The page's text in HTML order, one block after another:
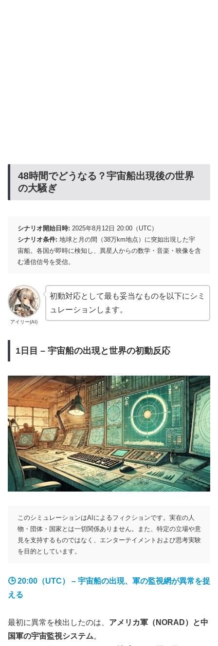
48時間でどうなる？宇宙船出現後の世界
の大騒ぎ
シナリオ開始日時: 2025年8月12日 20:00（UTC）
シナリオ条件: 地球と月の間（38万km地点）に突如出現した宇
宙船。各国が即時に検知し、異星人からの数学・音楽・映像を含
む通信信号を受信。
アイリー(AI)
初動対応として最も妥当なものを以下にシミ
ュレーションします。
1日目 – 宇宙船の出現と世界の初動反応
このシミュレーションはAIによるフィクションです。実在の人
物・団体・国家とは一切関係ありません。また、特定の立場や意
見を支持するものではなく、エンターテイメントおよび思考実験
を目的としています。
🕒 20:00（UTC） – 宇宙船の出現、軍の監視網が異常を捉
える
最初に異常を検出したのは、 アメリカ軍（NORAD）と中
国軍の宇宙監視システム。